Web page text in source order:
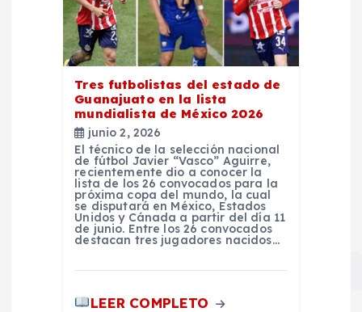
Tres futbolistas del estado de
Guanajuato en la lista
mundialista de México 2026
junio 2, 2026
El técnico de la selección nacional
de fútbol Javier “Vasco” Aguirre,
recientemente dio a conocer la
lista de los 26 convocados para la
próxima copa del mundo, la cual
se disputará en México, Estados
Unidos y Cánada a partir del día 11
de junio. Entre los 26 convocados
destacan tres jugadores nacidos…
LEER COMPLETO